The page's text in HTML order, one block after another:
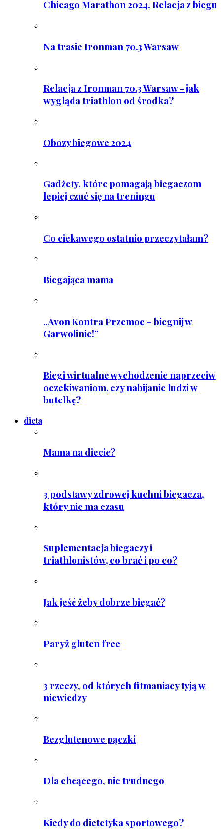
Chicago Marathon 2024. Relacja z biegu
Na trasie Ironman 70.3 Warsaw
Relacja z Ironman 70.3 Warsaw - jak
wygląda triathlon od środka?
Obozy biegowe 2024
Gadżety, które pomagają biegaczom
lepiej czuć się na treningu
Co ciekawego ostatnio przeczytałam?
Biegająca mama
„Avon Kontra Przemoc – biegnij w
Garwolinie!”
Biegi wirtualne wychodzenie naprzeciw
oczekiwaniom, czy nabijanie ludzi w
butelkę?
dieta
Mama na diecie?
3 podstawy zdrowej kuchni biegacza,
który nie ma czasu
Suplementacja biegaczy i
triathlonistów, co brać i po co?
Jak jeść żeby dobrze biegać?
Paryż gluten free
3 rzeczy, od których fitmaniacy tyją w
niewiedzy
Bezglutenowe pączki
Dla chcącego, nic trudnego
Kiedy do dietetyka sportowego?